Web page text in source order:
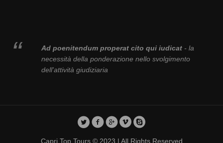
Ad poenitendum properat cito qui iudicat- la
necessità della ponderazione nello svolgimento
dell'attività giudiziaria
Capri Top Tours © 2023 | All Rights Reserved